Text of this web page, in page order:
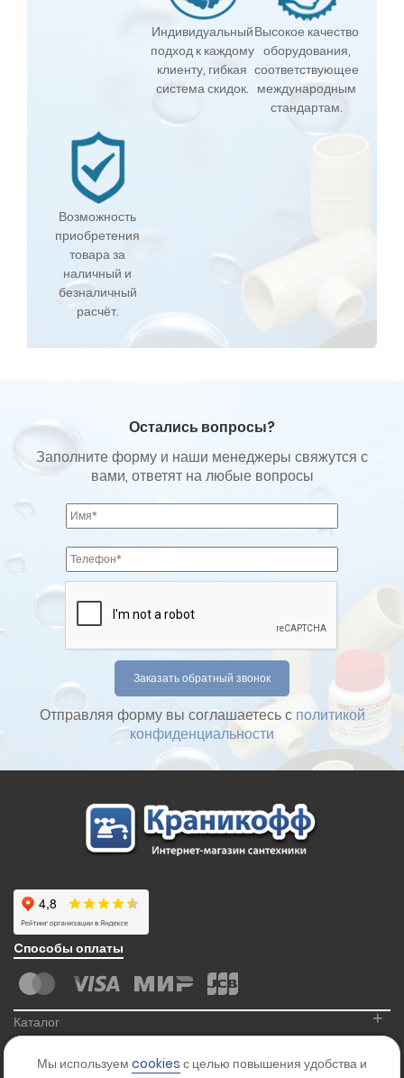
Индивидуальный
подход к каждому
клиенту, гибкая
система скидок.
Высокое качество
оборудования,
соответствующее
международным
стандартам.
Возможность
приобретения
товара за
наличный и
безналичный
расчёт.
Остались вопросы?
Заполните форму и наши менеджеры свяжутся с
вами, ответят на любые вопросы
Отправляя форму вы соглашаетесь с политикой
конфиденциальности
Cпособы оплаты
Каталог +
Мы используем cookies с целью повышения удобства и